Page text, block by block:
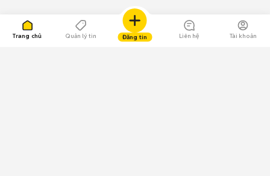
Trang chủ Quản lý tin Đăng tin Liên hệ Tài khoản